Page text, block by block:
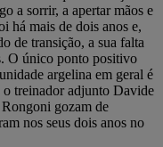
a sorrir, a apertar mãos e
há mais de dois anos e,
de transição, a sua falta
O único ponto positivo
argelina em geral é
o treinador adjunto Davide
gozam de
nos seus dois anos no